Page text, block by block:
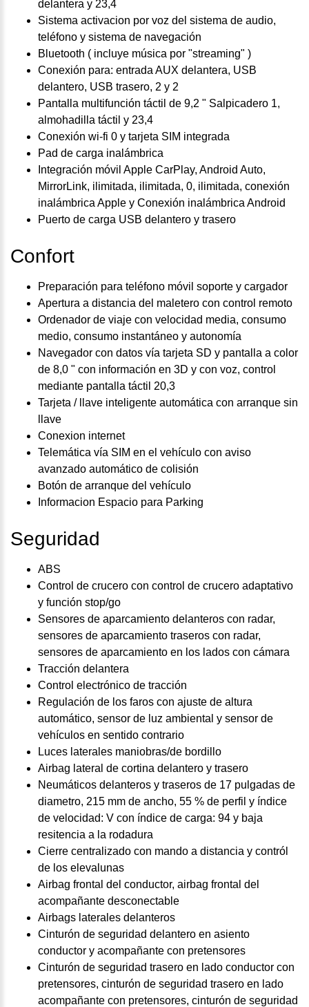
delantera y 23,4
Sistema activacion por voz del sistema de audio,
teléfono y sistema de navegación
Bluetooth ( incluye música por "streaming" )
Conexión para: entrada AUX delantera, USB
delantero, USB trasero, 2 y 2
Pantalla multifunción táctil de 9,2 " Salpicadero 1,
almohadilla táctil y 23,4
Conexión wi-fi 0 y tarjeta SIM integrada
Pad de carga inalámbrica
Integración móvil Apple CarPlay, Android Auto,
MirrorLink, ilimitada, ilimitada, 0, ilimitada, conexión
inalámbrica Apple y Conexión inalámbrica Android
Puerto de carga USB delantero y trasero
Confort
Preparación para teléfono móvil soporte y cargador
Apertura a distancia del maletero con control remoto
Ordenador de viaje con velocidad media, consumo
medio, consumo instantáneo y autonomía
Navegador con datos vía tarjeta SD y pantalla a color
de 8,0 " con información en 3D y con voz, control
mediante pantalla táctil 20,3
Tarjeta / llave inteligente automática con arranque sin
llave
Conexion internet
Telemática vía SIM en el vehículo con aviso
avanzado automático de colisión
Botón de arranque del vehículo
Informacion Espacio para Parking
Seguridad
ABS
Control de crucero con control de crucero adaptativo
y función stop/go
Sensores de aparcamiento delanteros con radar,
sensores de aparcamiento traseros con radar,
sensores de aparcamiento en los lados con cámara
Tracción delantera
Control electrónico de tracción
Regulación de los faros con ajuste de altura
automático, sensor de luz ambiental y sensor de
vehículos en sentido contrario
Luces laterales maniobras/de bordillo
Airbag lateral de cortina delantero y trasero
Neumáticos delanteros y traseros de 17 pulgadas de
diametro, 215 mm de ancho, 55 % de perfil y índice
de velocidad: V con índice de carga: 94 y baja
resitencia a la rodadura
Cierre centralizado con mando a distancia y contról
de los elevalunas
Airbag frontal del conductor, airbag frontal del
acompañante desconectable
Airbags laterales delanteros
Cinturón de seguridad delantero en asiento
conductor y acompañante con pretensores
Cinturón de seguridad trasero en lado conductor con
pretensores, cinturón de seguridad trasero en lado
acompañante con pretensores, cinturón de seguridad